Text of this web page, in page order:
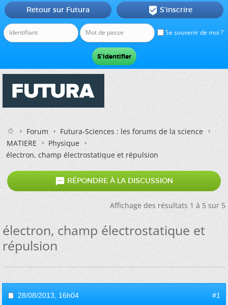
Se souvenir de moi ?
Retour sur Futura  S'inscrire
Forum
Futura-Sciences : les forums de la science
MATIERE
Physique
électron, champ électrostatique et répulsion
 RÉPONDRE À LA DISCUSSION
Affichage des résultats 1 à 5 sur 5
électron, champ électrostatique et
répulsion
28/08/2013, 16h04 #1